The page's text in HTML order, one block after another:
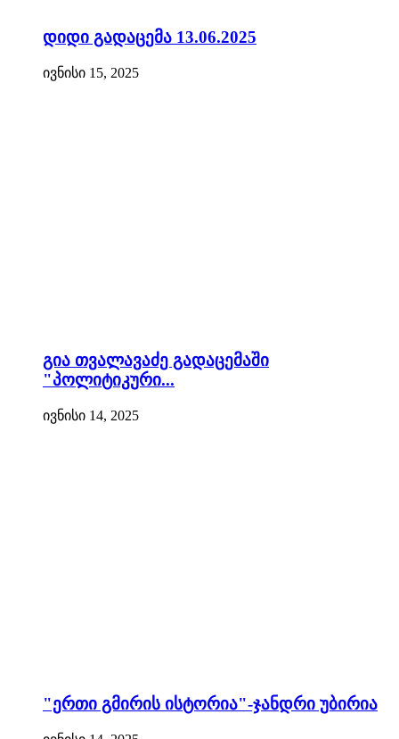
დიდი გადაცემა 13.06.2025
ივნისი 15, 2025
გია თვალავაძე გადაცემაში
"პოლიტიკური...
ივნისი 14, 2025
"ერთი გმირის ისტორია"-ჯანდრი უბირია